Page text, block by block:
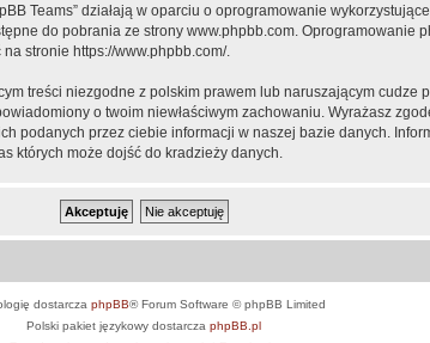
Teams” działają w oparciu o oprogramowanie
do pobrania ze strony www.phpbb.com . Oprogramowanie
na stronie https://www.phpbb.com/.
treści niezgodne z polskim prawem lub naruszającym
o twoim niewłaściwym zachowaniu. Wyrażasz
podanych przez ciebie informacji w naszej bazie danych.
których może dojść do kradzieży danych.
dostarcza phpBB® Forum Software © phpBB Limited
Polski pakiet językowy dostarcza phpBB.pl